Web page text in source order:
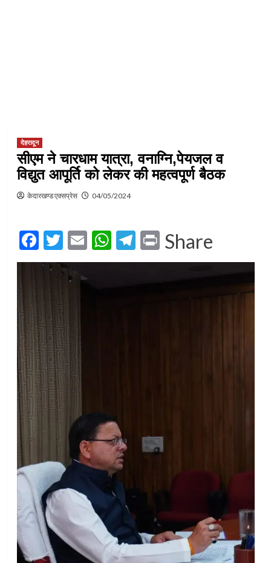
देहरादून
सीएम ने चारधाम यात्रा, वनाग्नि,पेयजल व
विद्युत आपूर्ति को लेकर की महत्वपूर्ण बैठक
केदारखण्ड एक्सप्रेस 04/05/2024
Facebook
Twitter
EmailWhatsApp
Telegram
Print
Share